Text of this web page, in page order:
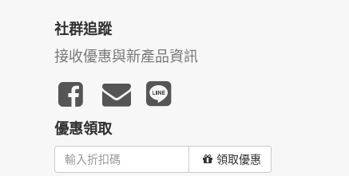
社群追蹤
接收優惠與新產品資訊
優惠領取
領取優惠